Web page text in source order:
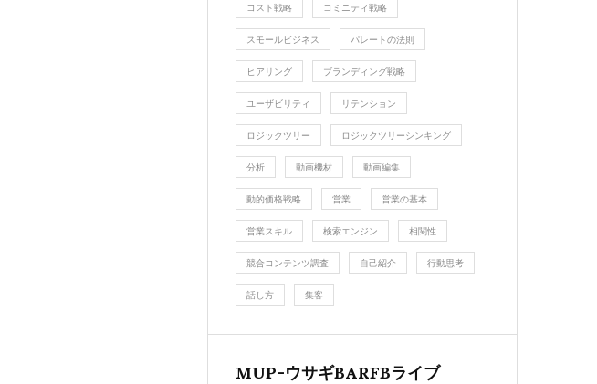
コスト戦略 コミニティ戦略
スモールビジネス パレートの法則
ヒアリング ブランディング戦略
ユーザビリティ リテンション
ロジックツリー ロジックツリーシンキング
分析 動画機材 動画編集
動的価格戦略 営業 営業の基本
営業スキル 検索エンジン 相関性
競合コンテンツ調査 自己紹介 行動思考
話し方 集客
MUP-ウサギBARFBライブ